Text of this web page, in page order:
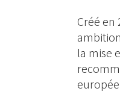
Créé
la mise